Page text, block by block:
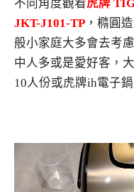
不同角度觀看虎牌
JKT-J101-TP ，橢圓
般小家庭大多會去考
中人多或是愛好客，
10人份或虎牌ih電子鍋